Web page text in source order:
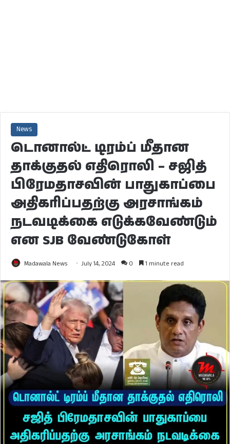
News
டொனால்ட் டிரம்ப் மீதான
தாக்குதல் எதிரொலி – சஜித்
பிரேமதாசவின் பாதுகாப்பை
அதிகரிப்பதற்கு அரசாங்கம்
நடவடிக்கை எடுக்கவேண்டும்
என SJB வேண்டுகோள்
Madawala News July 14, 2024 0 1 minute read